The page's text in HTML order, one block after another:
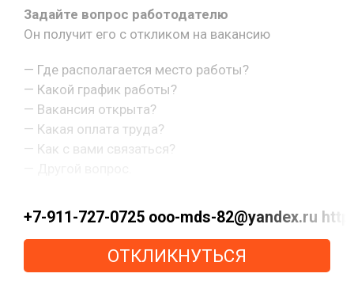
Задайте вопрос работодателю
Он получит его с откликом на вакансию
— Где располагается место работы?
— Какой график работы?
— Вакансия открыта?
— Какая оплата труда?
— Как с вами связаться?
+7-911-727-0725 ooo-mds-82@yandex.ru
ОТКЛИКНУТЬСЯ